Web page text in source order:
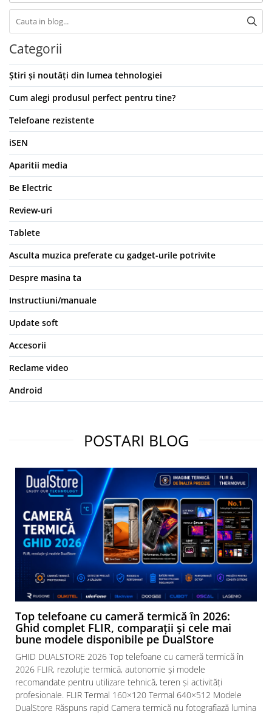
Categorii
Știri și noutăți din lumea tehnologiei
Cum alegi produsul perfect pentru tine?
Telefoane rezistente
iSEN
Aparitii media
Be Electric
Review-uri
Tablete
Asculta muzica preferate cu gadget-urile potrivite
Despre masina ta
Instructiuni/manuale
Update soft
Accesorii
Reclame video
Android
POSTARI BLOG
Top telefoane cu cameră termică în 2026:
Ghid complet FLIR, comparații și cele mai
bune modele disponibile pe DualStore
GHID DUALSTORE 2026 Top telefoane cu cameră termică în
2026 FLIR, rezoluție termică, autonomie și modele
recomandate pentru utilizare tehnică, teren și activități
profesionale. FLIR Termal 160×120 Termal 640×512 Modele
DualStore Răspuns rapid Camera termică nu fotografiază lumina